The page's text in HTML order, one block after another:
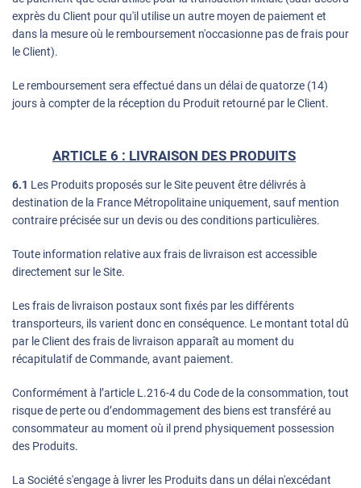
exprès du Client pour qu'il utilise un autre moyen de paiement et
dans la mesure où le remboursement n'occasionne pas de frais pour
le Client).
Le remboursement sera effectué dans un délai de quatorze (14)
jours à compter de la réception du Produit retourné par le Client.
ARTICLE 6 : LIVRAISON DES PRODUITS
6.1 Les Produits proposés sur le Site peuvent être délivrés à
destination de la France Métropolitaine uniquement, sauf mention
contraire précisée sur un devis ou des conditions particulières.
Toute information relative aux frais de livraison est accessible
directement sur le Site.
Les frais de livraison postaux sont fixés par les différents
transporteurs, ils varient donc en conséquence. Le montant total dû
par le Client des frais de livraison apparaît au moment du
récapitulatif de Commande, avant paiement.
Conformément à l’article L.216-4 du Code de la consommation, tout
risque de perte ou d’endommagement des biens est transféré au
consommateur au moment où il prend physiquement possession
des Produits.
La Société s'engage à livrer les Produits dans un délai n'excédant